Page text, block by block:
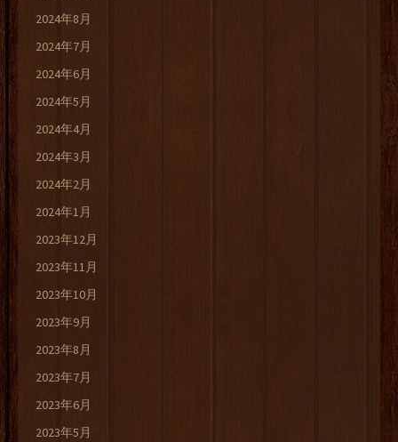
2024年8月
2024年7月
2024年6月
2024年5月
2024年4月
2024年3月
2024年2月
2024年1月
2023年12月
2023年11月
2023年10月
2023年9月
2023年8月
2023年7月
2023年6月
2023年5月